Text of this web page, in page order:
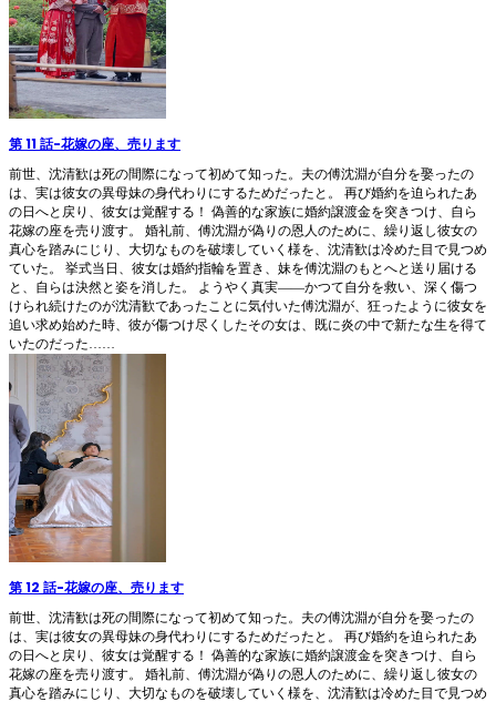
第 11 話-花嫁の座、売ります
前世、沈清歓は死の間際になって初めて知った。夫の傅沈淵が自分を娶ったの
は、実は彼女の異母妹の身代わりにするためだったと。 再び婚約を迫られたあ
の日へと戻り、彼女は覚醒する！ 偽善的な家族に婚約譲渡金を突きつけ、自ら
花嫁の座を売り渡す。 婚礼前、傅沈淵が偽りの恩人のために、繰り返し彼女の
真心を踏みにじり、大切なものを破壊していく様を、沈清歓は冷めた目で見つめ
ていた。 挙式当日、彼女は婚約指輪を置き、妹を傅沈淵のもとへと送り届ける
と、自らは決然と姿を消した。 ようやく真実――かつて自分を救い、深く傷つ
けられ続けたのが沈清歓であったことに気付いた傅沈淵が、狂ったように彼女を
追い求め始めた時、彼が傷つけ尽くしたその女は、既に炎の中で新たな生を得て
いたのだった……
第 12 話-花嫁の座、売ります
前世、沈清歓は死の間際になって初めて知った。夫の傅沈淵が自分を娶ったの
は、実は彼女の異母妹の身代わりにするためだったと。 再び婚約を迫られたあ
の日へと戻り、彼女は覚醒する！ 偽善的な家族に婚約譲渡金を突きつけ、自ら
花嫁の座を売り渡す。 婚礼前、傅沈淵が偽りの恩人のために、繰り返し彼女の
真心を踏みにじり、大切なものを破壊していく様を、沈清歓は冷めた目で見つめ